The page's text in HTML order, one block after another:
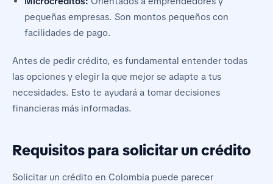
pequeñas empresas. Son montos pequeños con
facilidades de pago.
Antes de pedir crédito, es fundamental entender todas
las opciones y elegir la que mejor se adapte a tus
necesidades. Esto te ayudará a tomar decisiones
financieras más informadas.
Requisitos para solicitar un crédito
Solicitar un crédito en Colombia puede parecer